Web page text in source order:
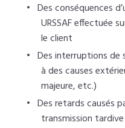
• Des conséquences
URSSAF effectuée
le client
• Des interruptions de
à des causes
majeure, etc.)
• Des retards causés
transmission